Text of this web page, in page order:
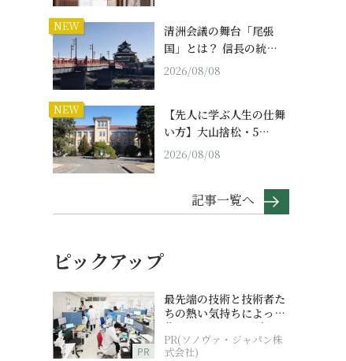
NEW
清洲会議の舞台「尾張
国」とは？ 信長の統…
2026/08/08
NEW
【先人に学ぶ人生の仕舞
い方】大山捨松・5…
2026/08/08
記事一覧へ
ピックアップ
PR
最先端の技術と技術者た
ちの熱い気持ちによって
作られているオーダーメ
イド補聴器
PR(ソノヴァ・ジャパン株
式会社)